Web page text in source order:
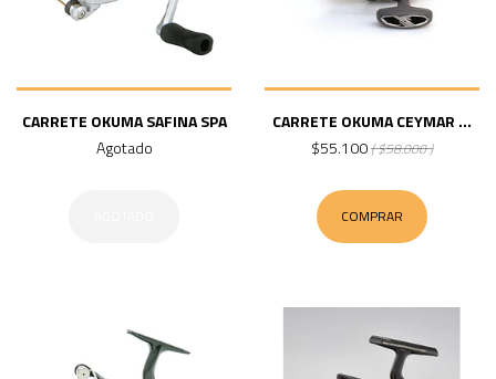
CARRETE OKUMA SAFINA SPA
Agotado
CARRETE OKUMA CEYMAR ...
$55.100( $58.000 )
COMPRAR